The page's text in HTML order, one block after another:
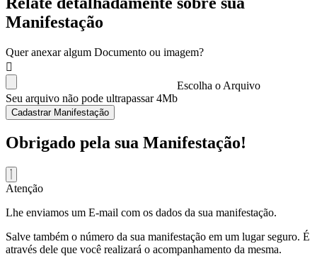
Manifestação
Quer anexar algum Documento ou imagem?
Escolha o Arquivo
Seu arquivo não pode ultrapassar 4Mb
Cadastrar Manifestação
Obrigado pela sua Manifestação!
Atenção
Lhe enviamos um E-mail com os dados da sua manifestação.
Salve também o número da sua manifestação em um lugar seguro. É
através dele que você realizará o acompanhamento da mesma.